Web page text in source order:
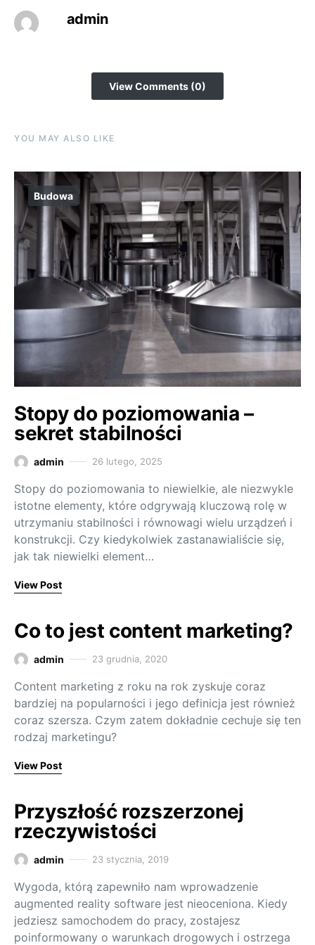
admin
View Comments (0)
YOU MAY ALSO LIKE
Budowa
Stopy do poziomowania –
sekret stabilności
admin 26 lutego, 2025
Stopy do poziomowania to niewielkie, ale niezwykle
istotne elementy, które odgrywają kluczową rolę w
utrzymaniu stabilności i równowagi wielu urządzeń i
konstrukcji. Czy kiedykolwiek zastanawialiście się,
jak tak niewielki element…
View Post
Co to jest content marketing?
admin 23 grudnia, 2020
Content marketing z roku na rok zyskuje coraz
bardziej na popularności i jego definicja jest również
coraz szersza. Czym zatem dokładnie cechuje się ten
rodzaj marketingu?
View Post
Przyszłość rozszerzonej
rzeczywistości
admin 23 stycznia, 2019
Wygoda, którą zapewniło nam wprowadzenie
augmented reality software jest nieoceniona. Kiedy
jedziesz samochodem do pracy, zostajesz
poinformowany o warunkach drogowych i ostrzega